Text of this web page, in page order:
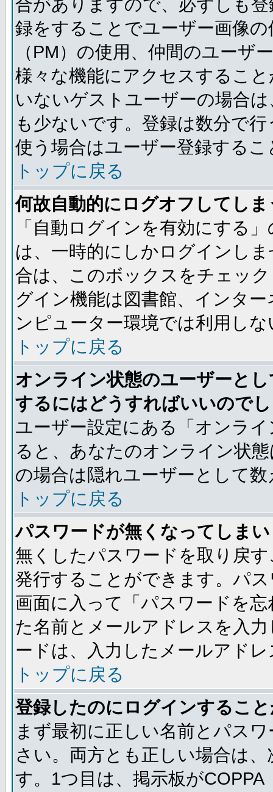
合がありますので、必ずしも
録をすることでユーザー画像
（PM）の使用、仲間のユーザ
様々な機能にアクセスするこ
いないゲストユーザーの場合
も少ないです。登録は数分で
使う場合はユーザー登録する
トップに戻る
何故自動的にログオフしてし
「自動ログインを有効にする
は、一時的にしかログインし
合は、このボックスをチェッ
グイン機能は図書館、インタ
ンピューター環境では利用し
トップに戻る
オンライン状態のユーザーと
するにはどうすればいいので
ユーザー設定にある「オンラ
ると、あなたのオンライン状
の場合は隠れユーザーとして
トップに戻る
パスワードが無くなってしま
無くしたパスワードを取り戻
発行することができます。パ
画面に入って「パスワードを
た名前とメールアドレスを入
ードは、入力したメールアド
トップに戻る
登録したのにログインするこ
まず最初に正しい名前とパス
さい。両方とも正しい場合は
す。1つ目は、掲示板が